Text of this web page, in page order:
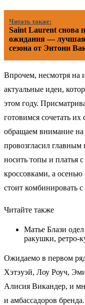
Читать также:
Saint Laurent снова
ожидания —
сезона от Энтони
Впрочем, несмотря на
актуальные идеи,
этом году.
готовимся сочетать
обращаем внимание
провозгласил
носить топы и платья
кроссовками, а
стоит комбинировать
Читайте также
Матье Блази
ракушки, ретро-
Ожидаемо в первом
Хэтэуэй, Лоу Роуч,
Алисия Викандер, и
и амбассадоров